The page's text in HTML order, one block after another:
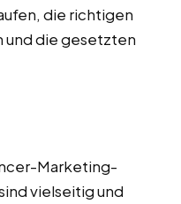
die richtigen
und die gesetzten
Marketing-
vielseitig und